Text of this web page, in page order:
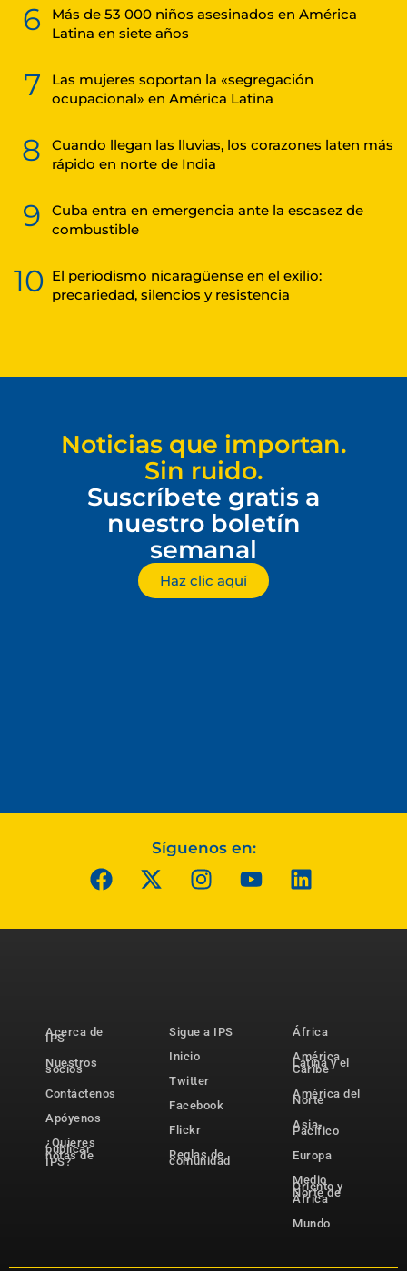
6
Más de 53 000 niños asesinados en América
Latina en siete años
7
Las mujeres soportan la «segregación
ocupacional» en América Latina
8
Cuando llegan las lluvias, los corazones laten más
rápido en norte de India
9
Cuba entra en emergencia ante la escasez de
combustible
10 El periodismo nicaragüense en el exilio:
precariedad, silencios y resistencia
Noticias que importan.
Sin ruido.
Suscríbete gratis a
nuestro boletín
semanal
Haz clic aquí
Síguenos en:
Acerca de
IPS
Nuestros
socios
Contáctenos
Apóyenos
¿Quieres
publicar
notas de
IPS?
Sigue a IPS
Inicio
Twitter
Facebook
Flickr
Reglas de
comunidad
África
América
Latina y el
Caribe
América del
Norte
Asia-
Pacífico
Europa
Medio
Oriente y
Norte de
África
Mundo